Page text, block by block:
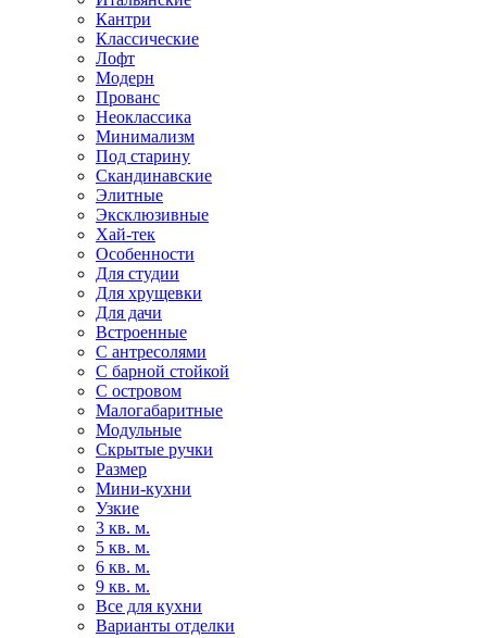
Кантри
Классические
Лофт
Модерн
Прованс
Неоклассика
Минимализм
Под старину
Скандинавские
Элитные
Эксклюзивные
Хай-тек
Особенности
Для студии
Для хрущевки
Для дачи
Встроенные
С антресолями
С барной стойкой
С островом
Малогабаритные
Модульные
Скрытые ручки
Размер
Мини-кухни
Узкие
3 кв. м.
5 кв. м.
6 кв. м.
9 кв. м.
Все для кухни
Варианты отделки